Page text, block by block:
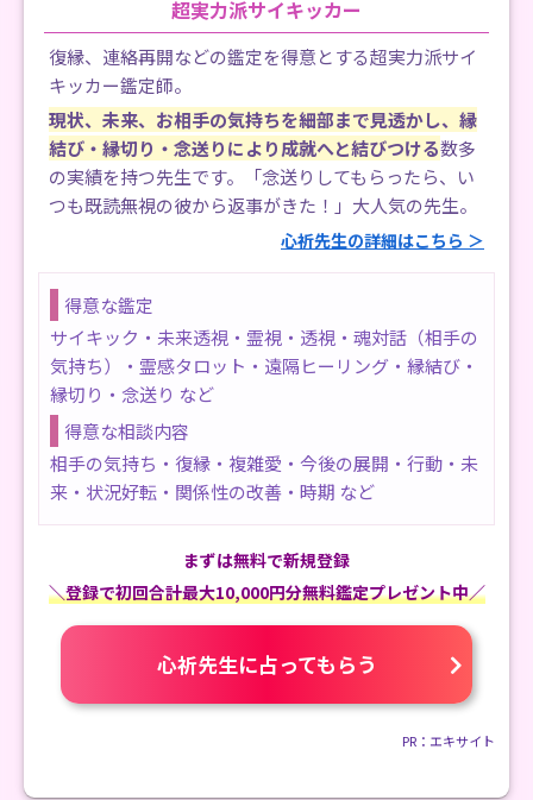
超実力派サイキッカー
復縁、連絡再開などの鑑定を得意とする超実力派サイ
キッカー鑑定師。
現状、未来、お相手の気持ちを細部まで見透かし、縁
結び・縁切り・念送りにより成就へと結びつける数多
の実績を持つ先生です。「念送りしてもらったら、い
つも既読無視の彼から返事がきた！」大人気の先生。
心祈先生の詳細はこちら ＞
得意な鑑定
サイキック・未来透視・霊視・透視・魂対話（相手の
気持ち）・霊感タロット・遠隔ヒーリング・縁結び・
縁切り・念送り など
得意な相談内容
相手の気持ち・復縁・複雑愛・今後の展開・行動・未
来・状況好転・関係性の改善・時期 など
まずは無料で新規登録
＼登録で初回合計最大10,000円分無料鑑定プレゼント中／
心祈先生に占ってもらう
PR：エキサイト